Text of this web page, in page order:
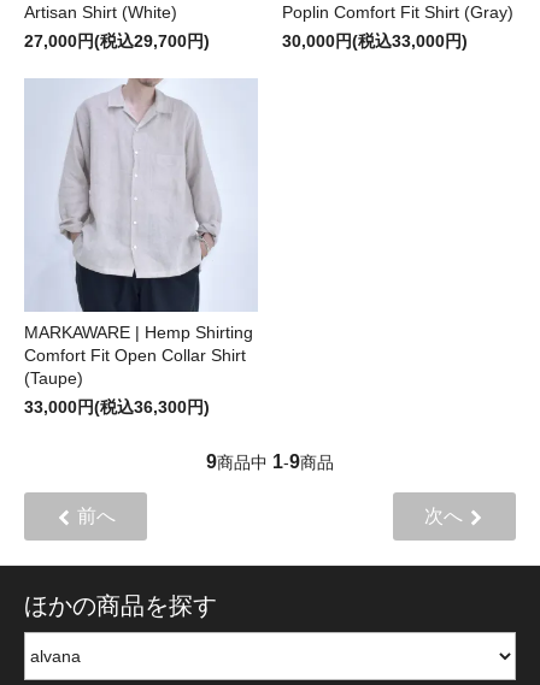
Artisan Shirt (White)
27,000円(税込29,700円)
Poplin Comfort Fit Shirt (Gray)
30,000円(税込33,000円)
MARKAWARE | Hemp Shirting
Comfort Fit Open Collar Shirt
(Taupe)
33,000円(税込36,300円)
9商品中 1-9商品
前へ 次へ
ほかの商品を探す